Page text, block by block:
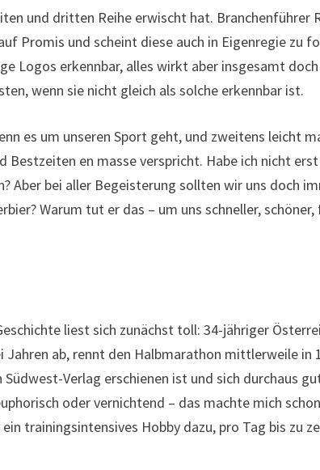
und dritten Reihe erwischt hat. Branchenführer
Promis und scheint diese auch in Eigenregie zu
Logos erkennbar, alles wirkt aber insgesamt
wenn sie nicht gleich als solche erkennbar ist.
es um unseren Sport geht, und zweitens leicht
en masse verspricht. Habe ich nicht
Aber bei aller Begeisterung sollten wir uns doch
Warum tut er das – um uns schneller,
liest sich zunächst toll: 34-jähriger
ab, rennt den Halbmarathon mittlerweile in
Verlag erschienen ist und sich durchaus
oder vernichtend – das machte mich
trainingsintensives Hobby dazu, pro Tag bis zu